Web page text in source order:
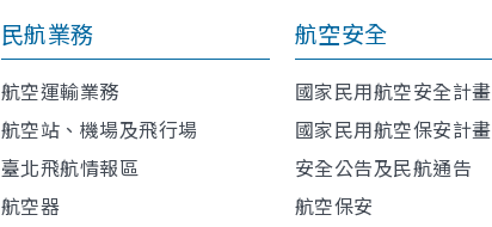
民航業務
航空運輸業務
航空站、機場及飛行場
臺北飛航情報區
航空器
航空安全
國家民用航空安全計畫
國家民用航空保安計畫
安全公告及民航通告
航空保安